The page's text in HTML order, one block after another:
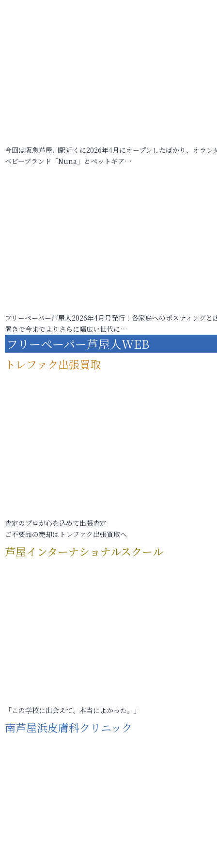
今回は阪急芦屋川駅近くに2026年4月にオープンしたばかり、オラン
ベビーブランド「Nuna」とペットギア…
フリーペーパー芦屋人2026年4月号発行！各家庭へのポスティングと
置きで今までよりさらに幅広い世代に…
フリーペーパー芦屋人WEB
トレファク出張買取
査定のプロが心を込めて出張査定
ご不要品の売却はトレファク出張買取へ
芦屋インターナショナルスクール
「この学校に出会えて、本当によかった。」
南芦屋浜皮膚科クリニック